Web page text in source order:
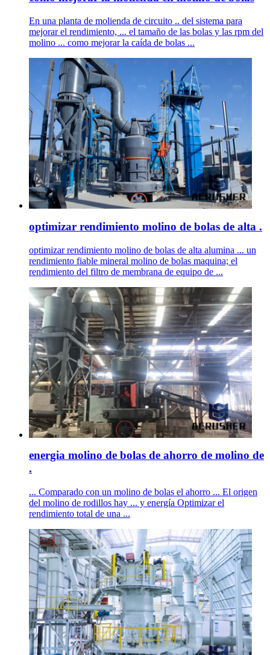
En una planta de molienda de circuito .. del sistema para
mejorar el rendimiento, ... el tamaño de las bolas y las rpm del
molino ... como mejorar la caída de bolas ...
optimizar rendimiento molino de bolas de alta .
optimizar rendimiento molino de bolas de alta alumina ... un
rendimiento fiable mineral molino de bolas maquina; el
rendimiento del filtro de membrana de equipo de ...
energia molino de bolas de ahorro de molino de
.
... Comparado con un molino de bolas el ahorro ... El origen
del molino de rodillos hay ... y energía Optimizar el
rendimiento total de una ...